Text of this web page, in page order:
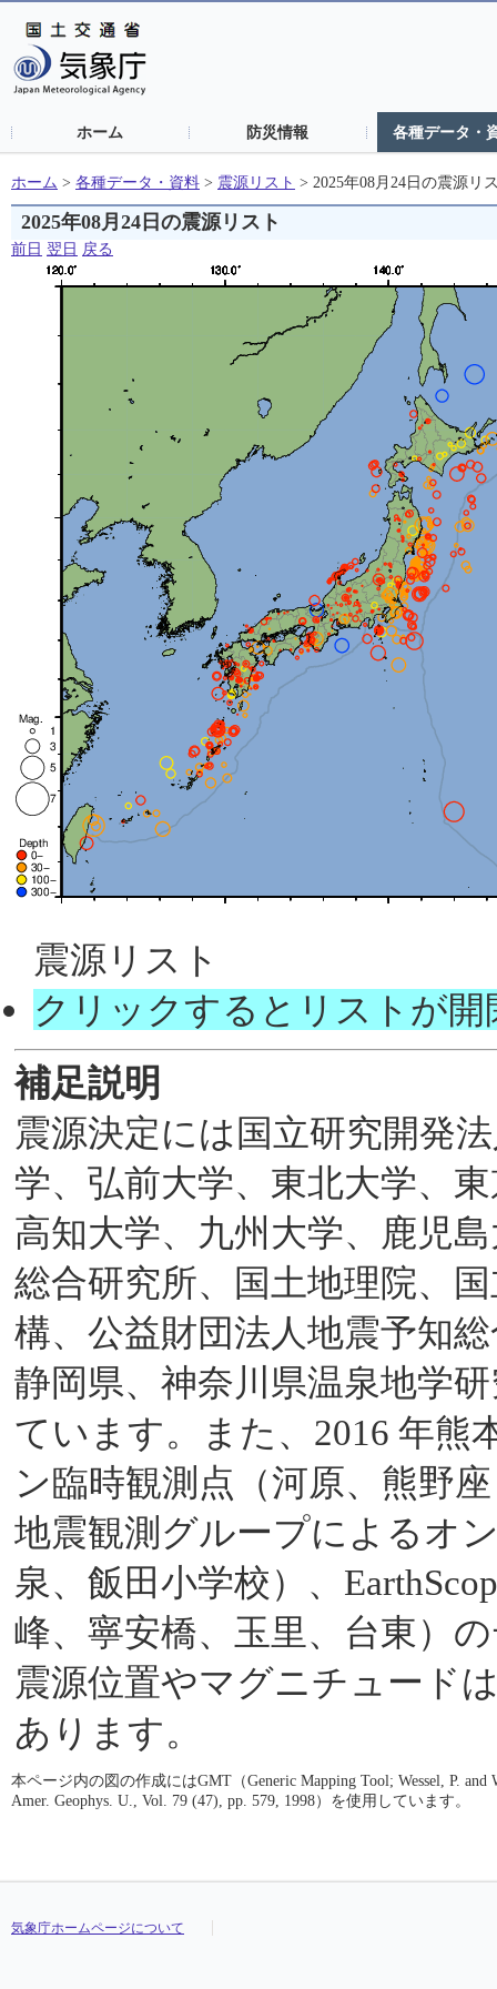
ホーム 防災情報 各種データ・
ホーム > 各種データ・資料 > 震源リスト > 2025年08月24日の震源リ
2025年08月24日の震源リスト
前日 翌日 戻る
震源リスト
クリックするとリストが開
補足説明
震源決定には国立研究開発
学、弘前大学、東北大学、
高知大学、九州大学、鹿児
総合研究所、国土地理院、
構、公益財団法人地震予知
静岡県、神奈川県温泉地学
ています。また、2016 年熊
ン臨時観測点（河原、熊野
地震観測グループによるオ
泉、飯田小学校）、
峰、寧安橋、玉里、台東）
震源位置やマグニチュード
あります。
本ページ内の図の作成にはGMT（Generic Mapping Tool; Wessel, P. and
Amer. Geophys. U., Vol. 79 (47), pp. 579, 1998）を使用しています。
気象庁ホームページについて